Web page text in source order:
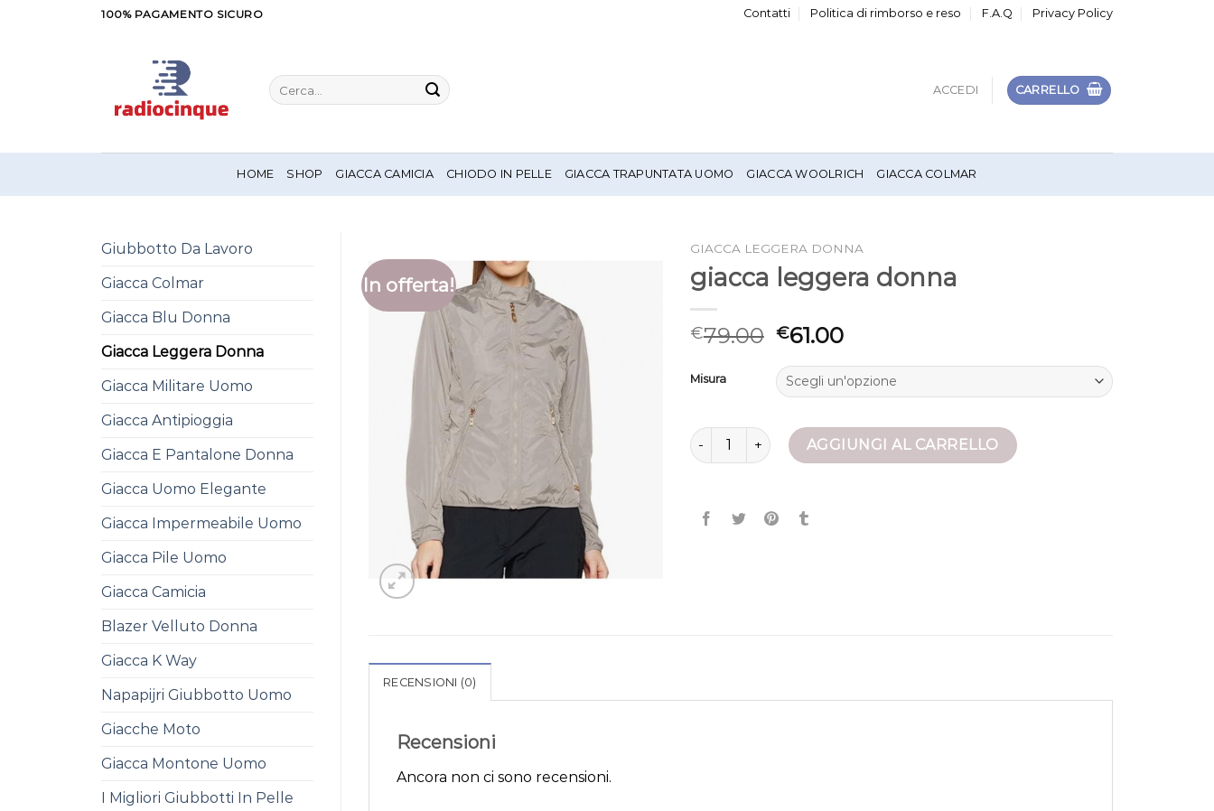
100% PAGAMENTO SICURO Contatti Politica di rimborso e reso F.A.Q Privacy Policy
Cerca:
ACCEDI CARRELLO
HOME SHOP GIACCA CAMICIA CHIODO IN PELLE GIACCA TRAPUNTATA UOMO GIACCA WOOLRICH GIACCA COLMAR
Giubbotto Da Lavoro
Giacca Colmar
Giacca Blu Donna
Giacca Leggera Donna
Giacca Militare Uomo
Giacca Antipioggia
Giacca E Pantalone Donna
Giacca Uomo Elegante
Giacca Impermeabile Uomo
Giacca Pile Uomo
Giacca Camicia
Blazer Velluto Donna
Giacca K Way
Napapijri Giubbotto Uomo
Giacche Moto
Giacca Montone Uomo
I Migliori Giubbotti In Pelle
In offerta!
GIACCA LEGGERA DONNA
giacca leggera donna
€79.00 €61.00
Misura
giacca leggera donna quantitàAGGIUNGI AL CARRELLO
RECENSIONI (0)
Recensioni
Ancora non ci sono recensioni.